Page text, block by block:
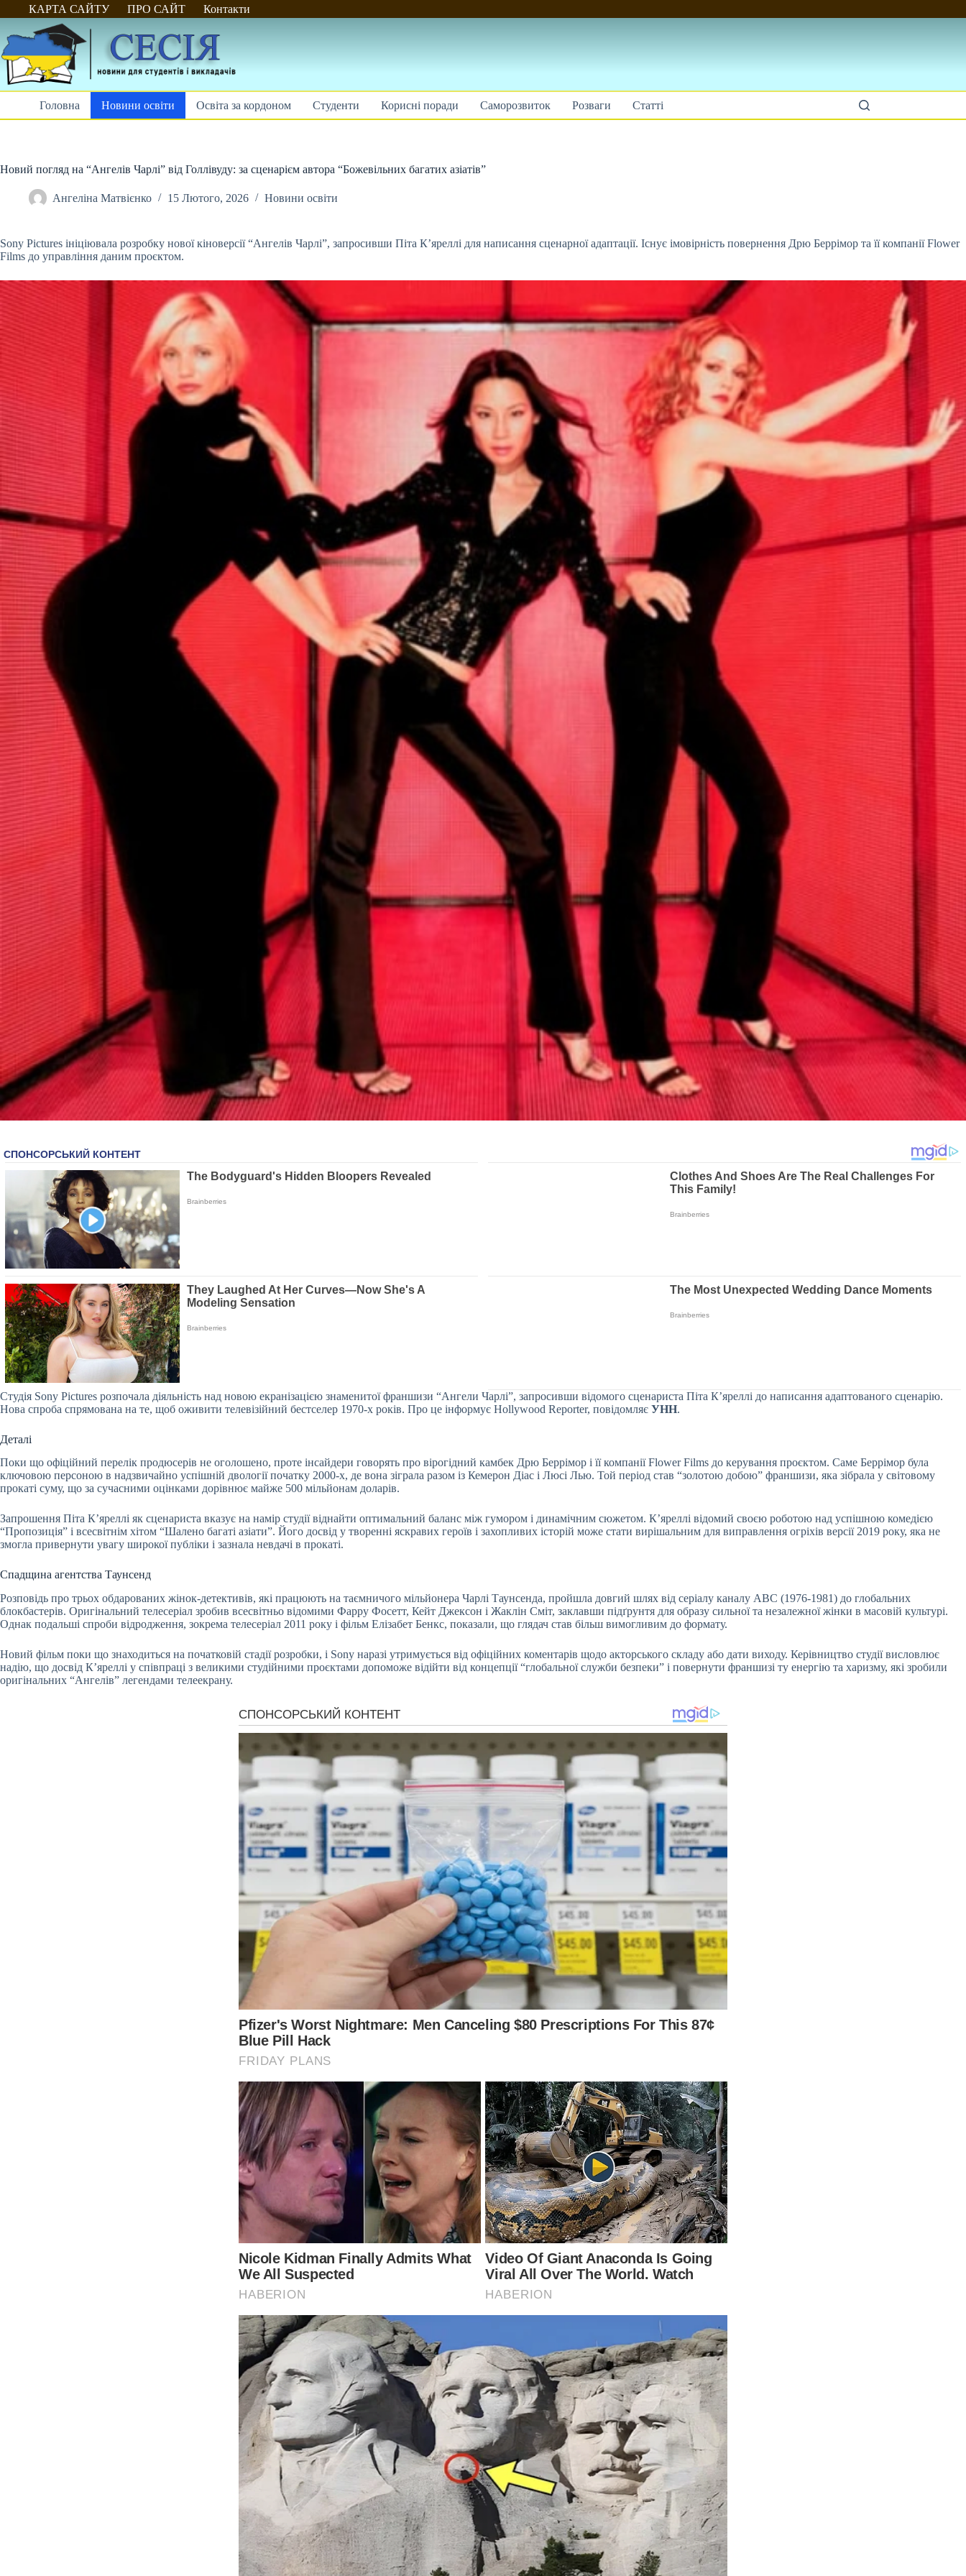
Перейти
до
КАРТА САЙТУ ПРО САЙТ Контакти
Головна Новини освіти Освіта за кордоном Студенти Корисні поради Саморозвиток Розваги Статті
Новий погляд на “Ангелів Чарлі” від Голлівуду: за сценарієм автора “Божевільних багатих азіатів”
Ангеліна Матвієнко 15 Лютого, 2026 Новини освіти
Sony Pictures ініціювала розробку нової кіноверсії “Ангелів Чарлі”, запросивши Піта К’яреллі для написання сценарної адаптації. Існує імовірність повернення Дрю Беррімор та її компанії Flower
Films до управління даним проєктом.
Студія Sony Pictures розпочала діяльність над новою екранізацією знаменитої франшизи “Ангели Чарлі”, запросивши відомого сценариста Піта К’яреллі до написання адаптованого сценарію.
Нова спроба спрямована на те, щоб оживити телевізійний бестселер 1970-х років. Про це інформує Hollywood Reporter, повідомляє УНН.
Деталі
Поки що офіційний перелік продюсерів не оголошено, проте інсайдери говорять про вірогідний камбек Дрю Беррімор і її компанії Flower Films до керування проєктом. Саме Беррімор була
ключовою персоною в надзвичайно успішній двології початку 2000-х, де вона зіграла разом із Кемерон Діас і Люсі Лью. Той період став “золотою добою” франшизи, яка зібрала у світовому
прокаті суму, що за сучасними оцінками дорівнює майже 500 мільйонам доларів.
Запрошення Піта К’яреллі як сценариста вказує на намір студії віднайти оптимальний баланс між гумором і динамічним сюжетом. К’яреллі відомий своєю роботою над успішною комедією
“Пропозиція” і всесвітнім хітом “Шалено багаті азіати”. Його досвід у творенні яскравих героїв і захопливих історій може стати вирішальним для виправлення огріхів версії 2019 року, яка не
змогла привернути увагу широкої публіки і зазнала невдачі в прокаті.
Спадщина агентства Таунсенд
Розповідь про трьох обдарованих жінок-детективів, які працюють на таємничого мільйонера Чарлі Таунсенда, пройшла довгий шлях від серіалу каналу ABC (1976-1981) до глобальних
блокбастерів. Оригінальний телесеріал зробив всесвітньо відомими Фарру Фосетт, Кейт Джексон і Жаклін Сміт, заклавши підґрунтя для образу сильної та незалежної жінки в масовій культурі.
Однак подальші спроби відродження, зокрема телесеріал 2011 року і фільм Елізабет Бенкс, показали, що глядач став більш вимогливим до формату.
Новий фільм поки що знаходиться на початковій стадії розробки, і Sony наразі утримується від офіційних коментарів щодо акторського складу або дати виходу. Керівництво студії висловлює
надію, що досвід К’яреллі у співпраці з великими студійними проєктами допоможе відійти від концепції “глобальної служби безпеки” і повернути франшизі ту енергію та харизму, які зробили
оригінальних “Ангелів” легендами телеекрану.